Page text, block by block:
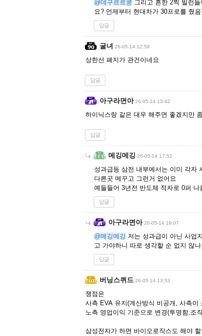
@데구르르쿵 그리고 흔한 2찍 빌런
요? 언제부터 현대차가 30프로를 줬
답글
굴녀 26-05-14 12:58
상한선 폐지가 관건이네요
답글
아구라면아 26-05-14 13:42
하이닉스랑 같은 대우 해주면 좋겠지만
답글
메깅메깅 26-05-14 17:52
성과급등 삼전 내부에서는 이미 각자
다른곳 메꾸고 그런거 없어요
예들들어 3년전 반도체 적자로 0퍼
답글
아구라면아 26-05-14 19:07
@메깅메깅 저는 성과급이 아닌 사업
고 가야하니 따로 생각할 순 없지 않
답글
버닝스퀴드 26-05-14 13:53
쟁점은
사측 EVA 유지(계산방식 비공개, 사측이
노측 영업이익 기준으로 변경(투명함,조
삼성전자가 하면 바이오로직스도 해야 할